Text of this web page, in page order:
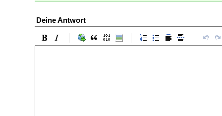
Deine Antwort